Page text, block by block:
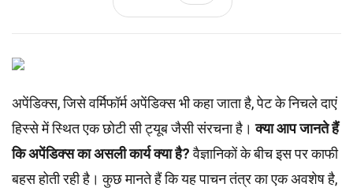
अपेंडिक्स, जिसे वर्मिफॉर्म अपेंडिक्स भी कहा जाता है, पेट के निचले दाएं
हिस्से में स्थित एक छोटी सी ट्यूब जैसी संरचना है।क्या आप जानते हैं
कि अपेंडिक्स का असली कार्य क्या है?वैज्ञानिकों के बीच इस पर काफी
बहस होती रही है। कुछ मानते हैं कि यह पाचन तंत्र का एक अवशेष है,